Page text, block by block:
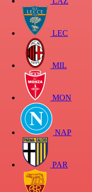
LEC
MIL
MON
NAP
PAR